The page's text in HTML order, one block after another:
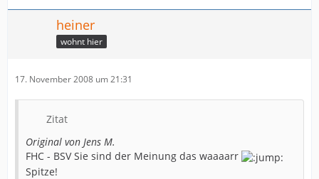
heiner
wohnt hier
17. November 2008 um 21:31
Zitat
Original von Jens M.
FHC - BSV Sie sind der Meinung das waaaarr
Spitze!